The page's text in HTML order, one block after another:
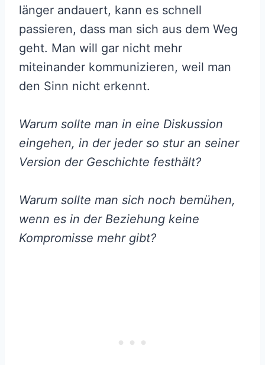
länger andauert, kann es schnell
passieren, dass man sich aus dem Weg
geht. Man will gar nicht mehr
miteinander kommunizieren, weil man
den Sinn nicht erkennt.
Warum sollte man in eine Diskussion
eingehen, in der jeder so stur an seiner
Version der Geschichte festhält?
Warum sollte man sich noch bemühen,
wenn es in der Beziehung keine
Kompromisse mehr gibt?